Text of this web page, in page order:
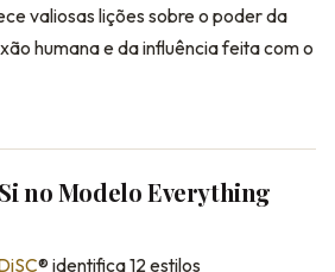
valiosas lições sobre o poder da
humana e da influência feita com o
no Modelo Everything
® identifica 12 estilos